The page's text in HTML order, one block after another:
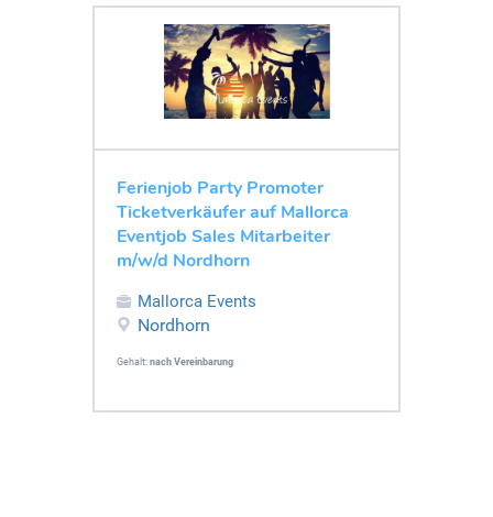
Ferienjob Party Promoter
Ticketverkäufer auf Mallorca
Eventjob Sales Mitarbeiter
m/w/d Nordhorn
Mallorca Events
Nordhorn
Gehalt: nach Vereinbarung